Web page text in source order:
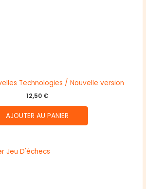
Technologies / Nouvelle version
12,50 €
AJOUTER AU PANIER